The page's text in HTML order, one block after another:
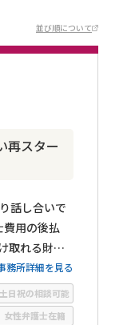
並び順について
再スター
話し合いで
用の後払
取れる財産
駅」北口
務所詳細を見る
土日祝の相談可能
女性弁護士在籍